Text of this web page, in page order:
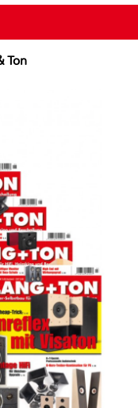
Ton